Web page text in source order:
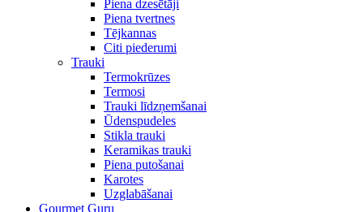
Piena dzesētāji
Piena tvertnes
Tējkannas
Citi piederumi
Trauki
Termokrūzes
Termosi
Trauki līdzņemšanai
Ūdenspudeles
Stikla trauki
Keramikas trauki
Piena putošanai
Karotes
Uzglabāšanai
Gourmet Guru